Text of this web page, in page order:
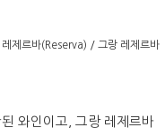
제르바(Reserva) / 그랑 레제르바
와인이고, 그랑 레제르바